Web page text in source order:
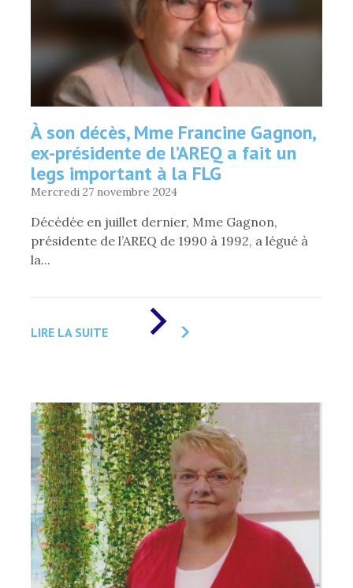
À son décès, Mme Francine Gagnon,
ex-présidente de l’AREQ a fait un
legs important à la FLG
Mercredi 27 novembre 2024
Décédée en juillet dernier, Mme Gagnon,
présidente de l’AREQ de 1990 à 1992, a légué à
la...
LIRE LA SUITEÀ
GAGNON,
EX-
PRÉSIDENTE
DE
L’AREQ
A
FAIT
UN
LEGS
IMPORTANT
À
LA
FLG
»